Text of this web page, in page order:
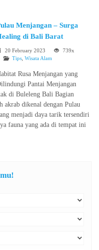
Menjangan – Surga
di Bali Barat
20 February 2023
739x
Tips Wisata Alam
Rusa Menjangan yang
Pantai Menjangan
di Buleleng Bali Bagian
akrab dikenal dengan Pulau
menjadi daya tarik tersendiri
fauna yang ada di tempat ini